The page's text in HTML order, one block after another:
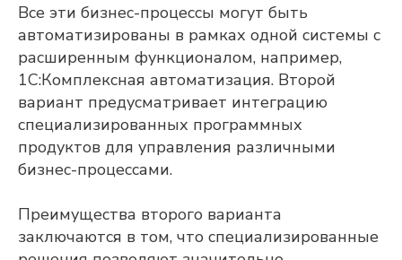
Все эти бизнес-процессы могут быть
автоматизированы в рамках одной системы с
расширенным функционалом, например,
1С:Комплексная автоматизация. Второй
вариант предусматривает интеграцию
специализированных программных
продуктов для управления различными
бизнес-процессами.
Преимущества второго варианта
заключаются в том, что специализированные